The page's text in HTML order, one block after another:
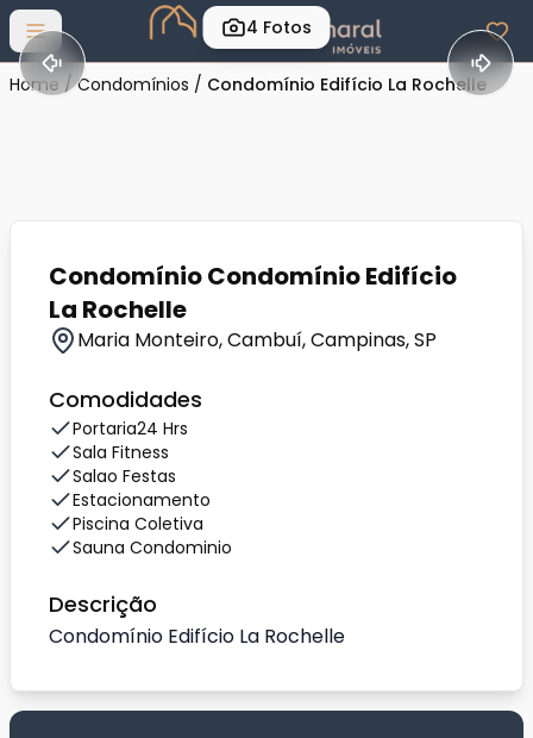
Abrir menu
4 Fotos
Home / Condomínios / Condomínio Edifício La Rochelle
Condomínio Condomínio Edifício
La Rochelle
Maria Monteiro, Cambuí, Campinas, SP
Comodidades
Portaria24 Hrs
Sala Fitness
Salao Festas
Estacionamento
Piscina Coletiva
Sauna Condominio
Descrição
Condomínio Edifício La Rochelle